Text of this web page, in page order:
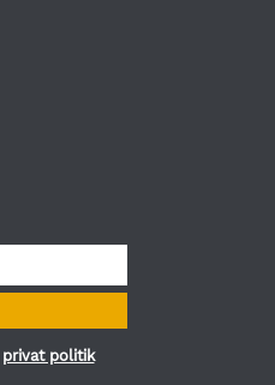
privat politik